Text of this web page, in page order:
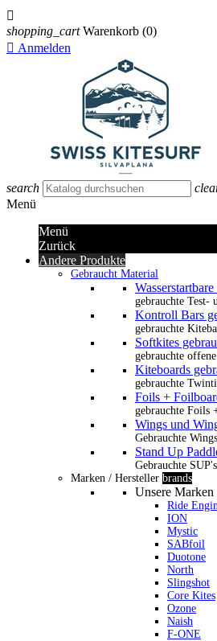

shopping_cart Warenkorb (0)
 Anmelden
search
Menü
Menü
Zurück
Andere Produkte
Gebraucht Material
gebrauchte Test-
Kontroll Bars
gebrauchte
Softkites
gebrauchte
Kiteboards
gebrauchte
Foils +
gebrauchte Foils
Wings und
Gebrauchte
Stand Up
Gebrauchte
Marken / Hersteller brands
Unsere Marken
Ride
ION
Mystic
SABfoil
Duotone
North
Slingshot
Core Kites
Ozone
Naish
F-ONE